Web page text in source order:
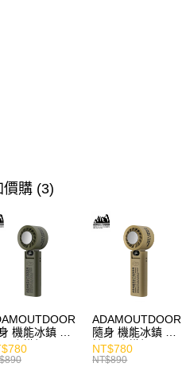
價購 (3)
機能冰鎮 手
扇 掛繩
ADAMOUTDOOR
隨身 機能冰鎮 手
持風扇 掛繩
NT$780
NT$890